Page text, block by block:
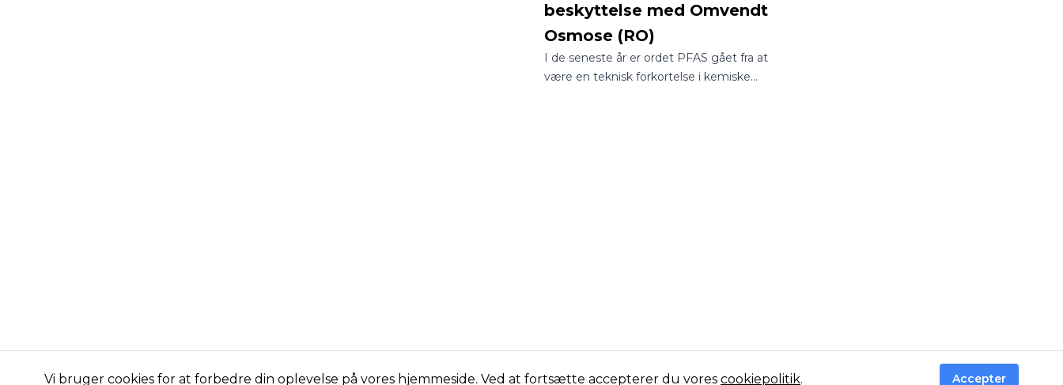
beskyttelse med Omvendt
Osmose (RO)
I de seneste år er ordet PFAS gået fra at
være en teknisk forkortelse i kemiske
Vi bruger cookies for at forbedre din oplevelse på vores hjemmeside. Ved at fortsætte accepterer du vores cookiepolitik. Accepter